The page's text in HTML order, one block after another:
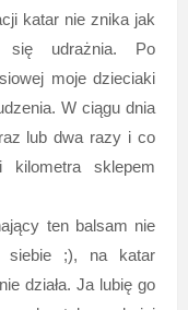
katar nie znika jak
się udrażnia. Po
moje dzieciaki
W ciągu dnia
lub dwa razy i co
kilometra sklepem
ten balsam nie
siebie ;), na katar
działa. Ja lubię go